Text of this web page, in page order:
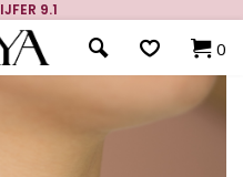
9.1
0